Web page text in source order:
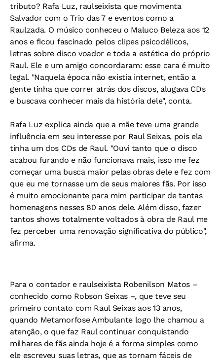
tributo? Rafa Luz, raulseixista que movimenta
Salvador com o Trio das 7 e eventos como a
Raulzada. O músico conheceu o Maluco Beleza aos 12
anos e ficou fascinado pelos clipes psicodélicos,
letras sobre disco voador e toda a estética do próprio
Raul. Ele e um amigo concordaram: esse cara é muito
legal. "Naquela época não existia internet, então a
gente tinha que correr atrás dos discos, alugava CDs
e buscava conhecer mais da história dele", conta.
Rafa Luz explica ainda que a mãe teve uma grande
influência em seu interesse por Raul Seixas, pois ela
tinha um dos CDs de Raul. "Ouvi tanto que o disco
acabou furando e não funcionava mais, isso me fez
começar uma busca maior pelas obras dele e fez com
que eu me tornasse um de seus maiores fãs. Por isso
é muito emocionante para mim participar de tantas
homenagens nesses 80 anos dele. Além disso, fazer
tantos shows totalmente voltados à obra de Raul me
fez perceber uma renovação significativa do público",
afirma.
Para o contador e raulseixista Robenilson Matos –
conhecido como Robson Seixas –, que teve seu
primeiro contato com Raul Seixas aos 13 anos,
quando Metamorfose Ambulante logo lhe chamou a
atenção, o que faz Raul continuar conquistando
milhares de fãs ainda hoje é a forma simples como
ele escreveu suas letras, que as tornam fáceis de